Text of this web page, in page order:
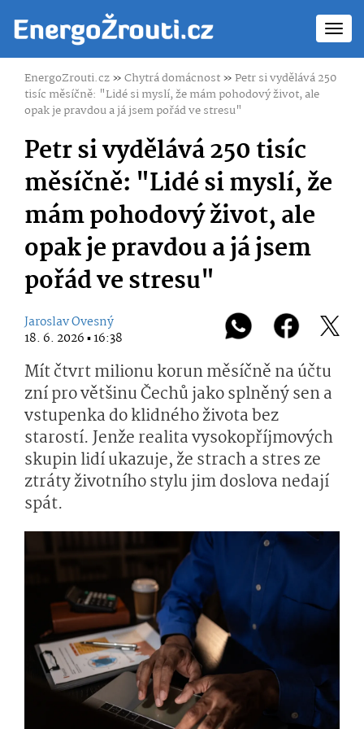
EnergoZrouti.cz»Chytrá domácnost»Petr si vydělává 250
tisíc měsíčně: "Lidé si myslí, že mám pohodový život, ale
opak je pravdou a já jsem pořád ve stresu"
Petr si vydělává 250 tisíc
měsíčně: "Lidé si myslí, že
mám pohodový život, ale
opak je pravdou a já jsem
pořád ve stresu"
Jaroslav Ovesný
18. 6. 2026 ▪ 16:38
Mít čtvrt milionu korun měsíčně na účtu
zní pro většinu Čechů jako splněný sen a
vstupenka do klidného života bez
starostí. Jenže realita vysokopříjmových
skupin lidí ukazuje, že strach a stres ze
ztráty životního stylu jim doslova nedají
spát.